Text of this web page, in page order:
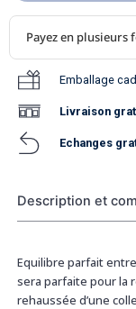
Emballage
Livraison
Echanges
Description et
Equilibre parfait
sera parfaite pour la
rehaussée d’une